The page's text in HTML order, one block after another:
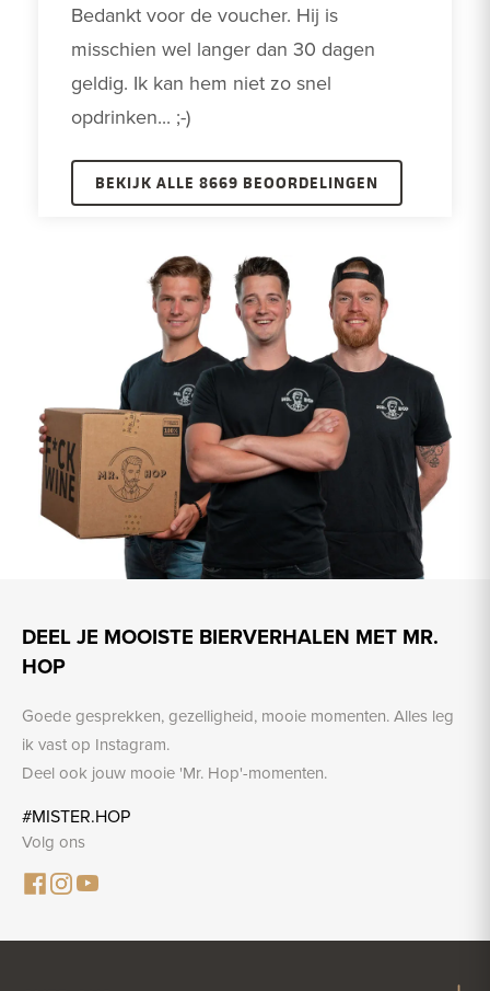
Bedankt voor de voucher. Hij is
misschien wel langer dan 30 dagen
geldig. Ik kan hem niet zo snel
opdrinken... ;-)
BEKIJK ALLE 8669 BEOORDELINGEN
DEEL JE MOOISTE BIERVERHALEN MET MR.
HOP
Goede gesprekken, gezelligheid, mooie momenten. Alles leg
ik vast op Instagram.
Deel ook jouw mooie 'Mr. Hop'-momenten.
#MISTER.HOP
Volg ons